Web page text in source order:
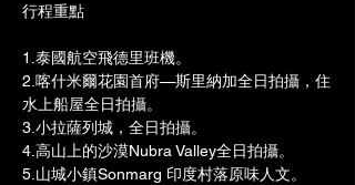
行程重點
1.泰國航空飛德里班機。
2.喀什米爾花園首府—斯里納加全日拍攝，住
水上船屋全日拍攝。
3.小拉薩列城，全日拍攝。
4.高山上的沙漠Nubra Valley全日拍攝。
5.山城小鎮Sonmarg 印度村落原味人文。